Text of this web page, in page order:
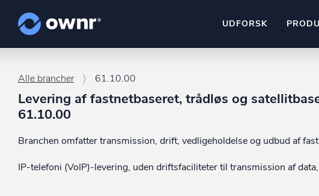
UDFORSK
Sæt strøm til dit nysalg Ownr ajour
Alle brancher 61.10.00
Levering af fastnetbaseret, trådløs og
61.10.00
Branchen omfatter transmission, drift, vedligeholdelse og udbud af
IP-telefoni (VoIP)-levering, uden driftsfaciliteter til transmission af